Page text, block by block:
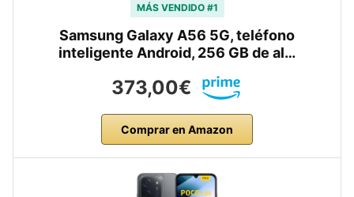
MÁS VENDIDO #1
Samsung Galaxy A56 5G, teléfono
inteligente Android, 256 GB de al…
373,00€
Comprar en Amazon